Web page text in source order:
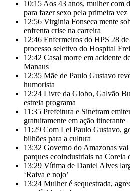
10:15 Aos 43 anos, mulher com
para fazer sexo pela primeira vez
12:56 Virginia Fonseca mente
enfrenta crise na carreira
12:46 Enfermeiros do HPS 28
processo seletivo do Hospital
12:42 Casal morre em acidente
Manaus
12:35 Mãe de Paulo Gustavo
humorista
12:24 Livre da Globo, Galvão
estreia programa
11:35 Prefeitura e Sinetram
gratuitamente em ação itinerante
11:29 Com Lei Paulo Gustavo,
bilhões para a cultura
13:32 Governo do Amazonas vai
parques ecoindustriais na Coreia
13:29 Vítima de Daniel Alves
‘Raiva e nojo’
13:24 Mulher é sequestrada,